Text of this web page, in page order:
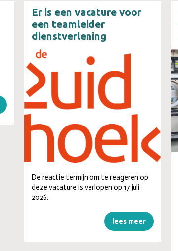
Er is een vacature voor
een teamleider
dienstverlening
De reactie termijn om te reageren op
deze vacature is verlopen op 17 juli
2026.
lees meer